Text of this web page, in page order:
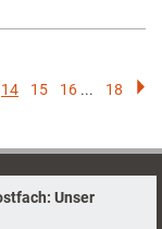
14 15 16 ... 18
Unser